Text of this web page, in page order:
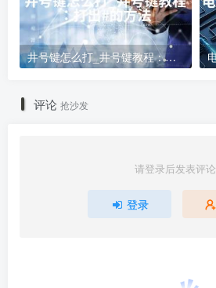
井号键怎么打_井号键教程：打出#的方法
评论 抢沙发
请登录后发表评论
登录